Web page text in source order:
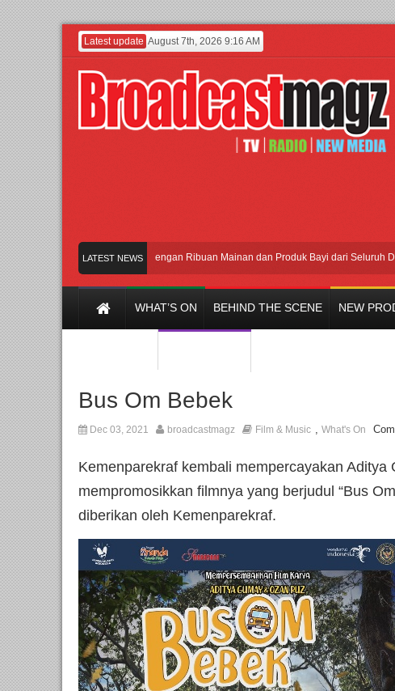
Latest update August 7th, 2026 9:16 AM
LATEST NEWS
Meramaikan Jakarta dengan Ribuan Mainan dan Produk Bayi dari Seluruh Dunia,
WHAT’S ON BEHIND THE SCENE NEW
Bus Om Bebek
Dec 03, 2021 broadcastmagz Film & Music , What's On
Kemenparekraf kembali mempercayakan Aditya
mempromosikkan filmnya yang berjudul “Bus
diberikan oleh Kemenparekraf.